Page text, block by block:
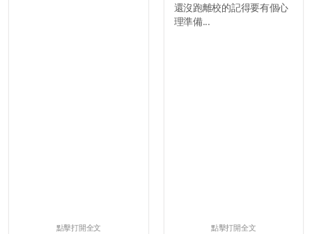
點擊打開全文
還沒跑離校的記得要有個心
理準備...
點擊打開全文